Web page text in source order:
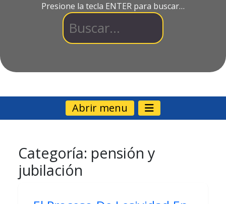
Presione la tecla ENTER para buscar…
Abrir menu
Categoría: pensión y
jubilación